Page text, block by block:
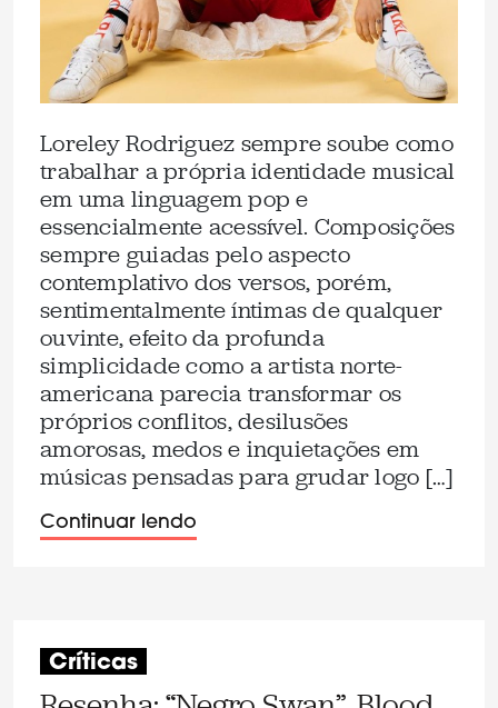
Loreley Rodriguez sempre soube como
trabalhar a própria identidade musical
em uma linguagem pop e
essencialmente acessível. Composições
sempre guiadas pelo aspecto
contemplativo dos versos, porém,
sentimentalmente íntimas de qualquer
ouvinte, efeito da profunda
simplicidade como a artista norte-
americana parecia transformar os
próprios conflitos, desilusões
amorosas, medos e inquietações em
músicas pensadas para grudar logo […]
Continuar lendo
Críticas